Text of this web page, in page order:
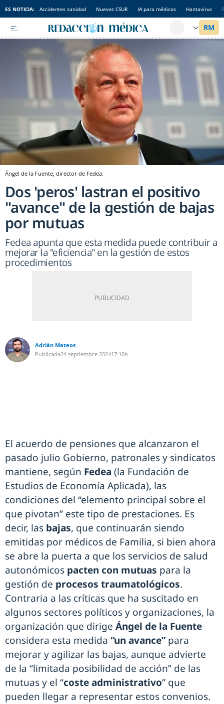
ES NOTICIA: Accidentes sanidad Nuevos CSUR IA para médicos Hantavirus
Ángel de la Fuente, director de Fedea.
Dos 'peros' lastran el positivo
"avance" de la gestión de bajas
por mutuas
Fedea apunta que esta medida puede contribuir a
mejorar la "eficiencia" en la gestión de estos
procedimientos
Adrián Mateos
Publicada24 septiembre 202417:10h
El acuerdo de pensiones que alcanzaron el
pasado julio Gobierno, patronales y sindicatos
mantiene, según Fedea (la Fundación de
Estudios de Economía Aplicada), las
condiciones del “elemento principal sobre el
que pivotan” este tipo de prestaciones. Es
decir, las bajas, que continuarán siendo
emitidas por médicos de Familia, si bien ahora
se abre la puerta a que los servicios de salud
autonómicos pacten con mutuas para la
gestión de procesos traumatológicos.
Contraria a las críticas que ha suscitado en
algunos sectores políticos y organizaciones, la
organización que dirige Ángel de la Fuente
considera esta medida “un avance” para
mejorar y agilizar las bajas, aunque advierte
de la “limitada posibilidad de acción” de las
mutuas y el “coste administrativo” que
pueden llegar a representar estos convenios.